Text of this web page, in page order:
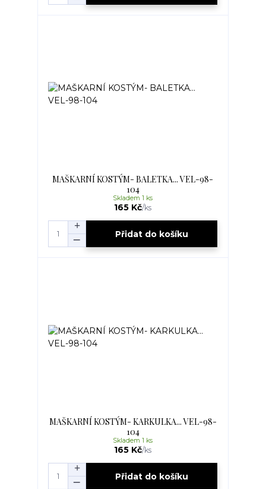
MAŠKARNÍ KOSTÝM- BALETKA... VEL-98-
104
165 Kč/ks
Skladem 1 ks
Přidat do košíku
MAŠKARNÍ KOSTÝM- KARKULKA... VEL-98-
104
165 Kč/ks
Skladem 1 ks
Přidat do košíku